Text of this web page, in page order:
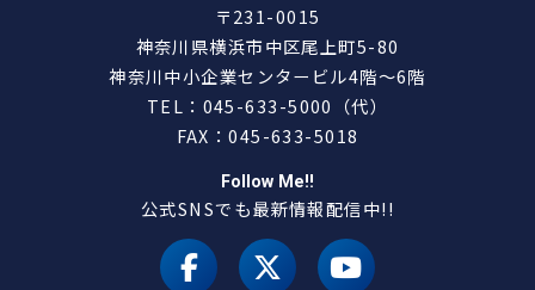
〒231-0015
神奈川県横浜市中区尾上町5-80
神奈川中小企業センタービル4階～6階
TEL：045-633-5000（代）
FAX：045-633-5018
Follow Me!!
公式SNSでも最新情報配信中!!